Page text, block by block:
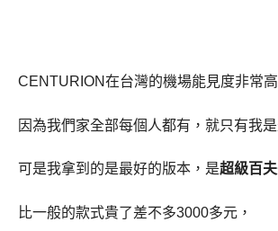
CENTURION在台灣的機場能見度非常高
因為我們家全部每個人都有，就只有我是
可是我拿到的是最好的版本，是超級百
比一般的款式貴了差不多3000多元，